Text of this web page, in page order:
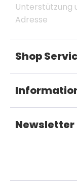
Unterstützung
Adresse
Shop
Newsletter